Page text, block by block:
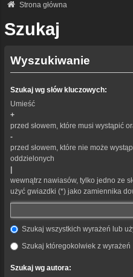
Strona główna
Szukaj
Wyszukiwanie
Szukaj wg słów kluczowych:
Umieść
+
przed słowem, które musi wystąpić
-
przed słowem, które nie może
oddzielonych
wewnątrz nawiasów, tylko jedno ze
użyć gwiazdki (*) jako zamiennika
Szukaj wszystkich wyrażeń lub
Szukaj któregokolwiek z wyrażeń
Szukaj wg autora: